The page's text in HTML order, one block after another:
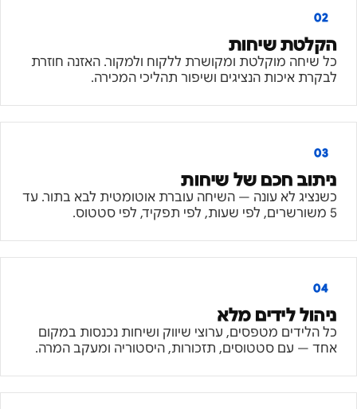
02
הקלטת שיחות
כל שיחה מוקלטת ומקושרת ללקוח ולמקור. האזנה חוזרת
לבקרת איכות הנציגים ושיפור תהליכי המכירה.
03
ניתוב חכם של שיחות
כשנציג לא עונה — השיחה עוברת אוטומטית לבא בתור. עד
5 משורשרים, לפי שעות, לפי תפקיד, לפי סטטוס.
04
ניהול לידים מלא
כל הלידים מטפסים, ערוצי שיווק ושיחות נכנסות במקום
אחד — עם סטטוסים, תזכורות, היסטוריה ומעקב המרה.